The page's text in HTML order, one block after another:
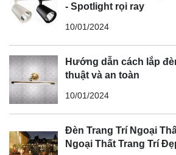
- Spotlight rọi ray
10/01/2024
Hướng dẫn cách lắp
thuật và an toàn
10/01/2024
Đèn Trang Trí Ngoại
Ngoại Thất Trang Trí